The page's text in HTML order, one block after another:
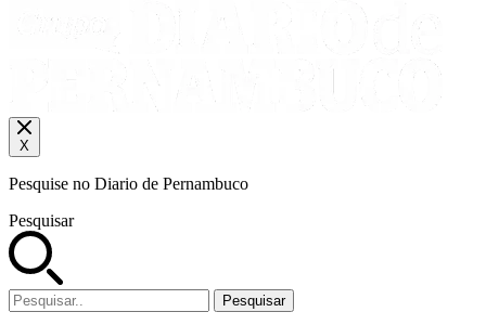
X
Pesquise no Diario de Pernambuco
Pesquisar
Pesquisar